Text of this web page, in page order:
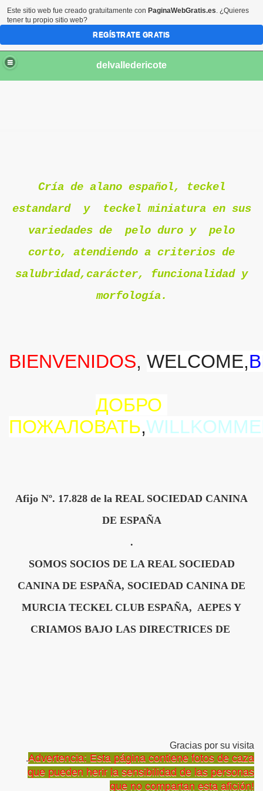
delvalledericote
Cría de alano español, teckel
estandard y teckel miniatura en sus
variedades de pelo duro y pelo
corto, atendiendo a criterios de
salubridad,carácter, funcionalidad y
morfología.
BIENVENIDOS, WELCOME,
ДОБРО
ПОЖАЛОВАТЬ,
Afijo Nº. 17.828 de la REAL SOCIEDAD CANINA
DE ESPAÑA
.
SOMOS SOCIOS DE LA REAL SOCIEDAD
CANINA DE ESPAÑA, SOCIEDAD CANINA DE
MURCIA TECKEL CLUB ESPAÑA, AEPES Y
CRIAMOS BAJO LAS DIRECTRICES DE
Gracias por su visita
.Advertencia: Esta página contiene fotos de caza
que pueden herir la sensibilidad de las personas
que no compartan esta afición!
Este sitio web fue creado gratuitamente con PaginaWebGratis.es. ¿Quieres
tener tu propio sitio web?
REGÍSTRATE GRATIS